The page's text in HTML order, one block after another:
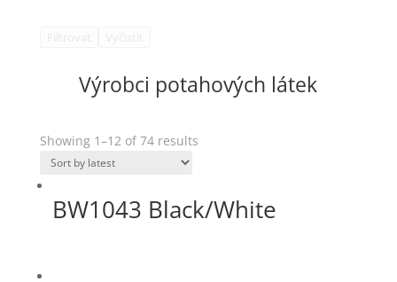
Výrobci potahových látek
Showing 1–12 of 74 results
BW1043 Black/White